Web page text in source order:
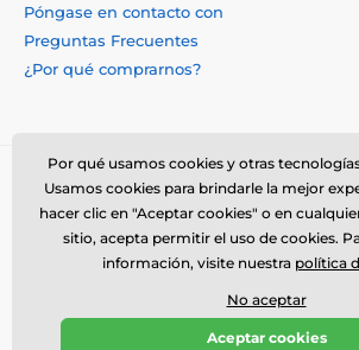
Póngase en contacto con
Preguntas Frecuentes
¿Por qué comprarnos?
© 2026 www.trophymonster.mx ⦁ Tienda
SIMPLIA.cz
Por qué usamos cookies y otras
Usamos cookies para brindarle la mejor
hacer clic en "Aceptar cookies" o en
sitio, acepta permitir el uso de cookies.
información, visite nuestra política
No aceptar
Aceptar cookies